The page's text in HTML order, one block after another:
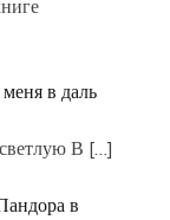
в даль
В […]
в